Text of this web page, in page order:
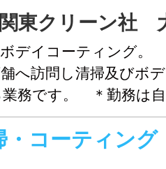
東クリーン社
デイコーティング。
舗へ訪問し清掃及び
業務です。 ＊勤務は
宅地域近隣の業務が
都府・滋賀県・奈良
） ＊業務に必要な